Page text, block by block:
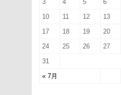
« 7月
3
4 5 6
10
11 12 13
17
18 19 20
24
25 26 27
31